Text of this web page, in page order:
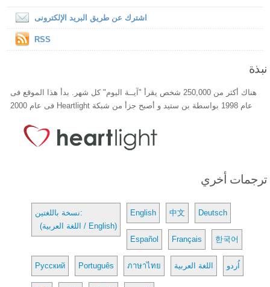
اشترك عن طريق البريد الإلكترونى
RSS
نبذة
هناك أكثر من 250,000 شخص يقرأ "آيــة اليوم" كل شهر. بدأ هذا الموقع فى
عام 1998 بواسطة بن ستيد و أصبح جزأ من شبكة Heartlight فى عام 2000
ترجمات أخري
نسخة باللغتين:
(اللغة العربية / English)
English 中文 Deutsch
Español Français 한국어
Русский Português ภาษาไทย اللغة العربية اُردو